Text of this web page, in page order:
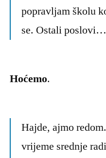
popravljam školu
se. Ostali
Hoćemo.
Hajde, ajmo
vrijeme srednje